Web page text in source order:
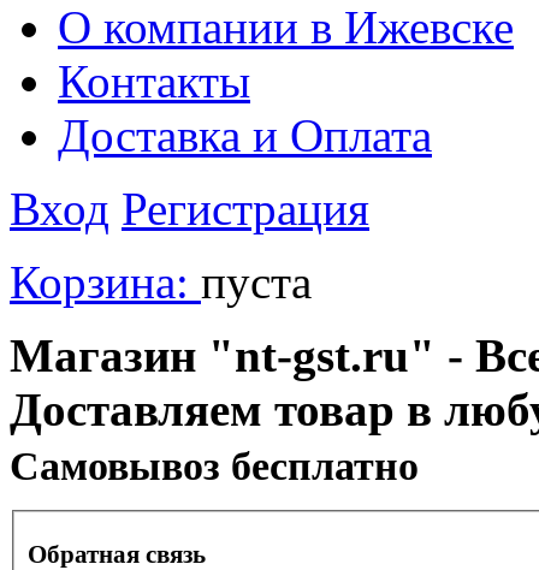
О компании в Ижевске
Контакты
Доставка и Оплата
Вход Регистрация
Корзина: пуста
Магазин "nt-gst.ru" -
Доставляем товар в
Cамовывоз бесплатно
Обратная связь